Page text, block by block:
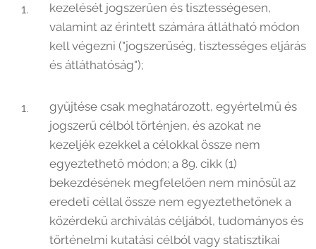
kezelését jogszerűen és tisztességesen,
valamint az érintett számára átlátható módon
kell végezni ("jogszerűség, tisztességes eljárás
és átláthatóság");
gyűjtése csak meghatározott, egyértelmű és
jogszerű célból történjen, és azokat ne
kezeljék ezekkel a célokkal össze nem
egyeztethető módon; a 89. cikk (1)
bekezdésének megfelelően nem minősül az
eredeti céllal össze nem egyeztethetőnek a
közérdekű archiválás céljából, tudományos és
történelmi kutatási célból vagy statisztikai